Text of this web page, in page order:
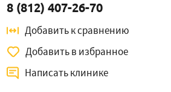
8 (812) 407-26-70
Добавить к сравнению
Добавить в избранное
Написать клинике